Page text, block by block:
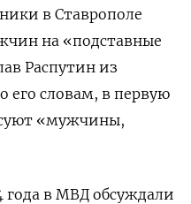
в Ставрополе
на «подставные
Распутин из
его словам, в первую
«мужчины,
года в МВД обсуждали